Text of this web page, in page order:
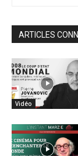
ARTICLES
Vidéo